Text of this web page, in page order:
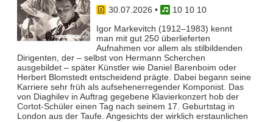
30.07.2026 •
10 10 10
Igor Markevitch (1912–1983) kennt
man mit gut 250 überlieferten
Aufnahmen vor allem als stilbildenden
Dirigenten, der – selbst von Hermann Scherchen
ausgebildet – später Künstler wie Daniel Barenboim oder
Herbert Blomstedt entscheidend prägte. Dabei begann seine
Karriere sehr früh als aufsehenerregender Komponist. Das
von Diaghilev in Auftrag gegebene Klavierkonzert hob der
Cortot-Schüler einen Tag nach seinem 17. Geburtstag in
London aus der Taufe. Angesichts der wirklich erstaunlichen